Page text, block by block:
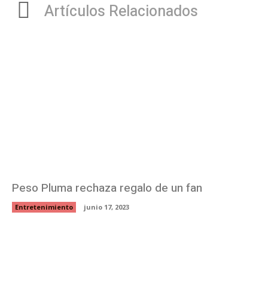
Artículos Relacionados
Peso Pluma rechaza regalo de un fan
Entretenimiento junio 17, 2023